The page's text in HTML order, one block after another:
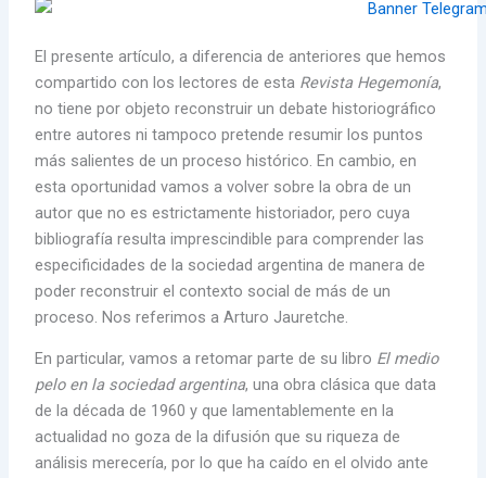
El presente artículo, a diferencia de anteriores que hemos
compartido con los lectores de esta Revista Hegemonía,
no tiene por objeto reconstruir un debate historiográfico
entre autores ni tampoco pretende resumir los puntos
más salientes de un proceso histórico. En cambio, en
esta oportunidad vamos a volver sobre la obra de un
autor que no es estrictamente historiador, pero cuya
bibliografía resulta imprescindible para comprender las
especificidades de la sociedad argentina de manera de
poder reconstruir el contexto social de más de un
proceso. Nos referimos a Arturo Jauretche.
En particular, vamos a retomar parte de su libro El medio
pelo en la sociedad argentina, una obra clásica que data
de la década de 1960 y que lamentablemente en la
actualidad no goza de la difusión que su riqueza de
análisis merecería, por lo que ha caído en el olvido ante